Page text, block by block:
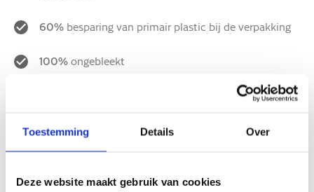
Toestemming Details Over
Deze website maakt gebruik van cookies
60% besparing van primair plastic bij de verpakking
100%ongebleekt